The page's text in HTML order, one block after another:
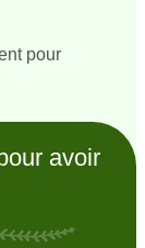
pour
avoir